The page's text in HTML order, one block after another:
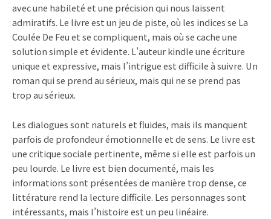
avec une habileté et une précision qui nous laissent
admiratifs. Le livre est un jeu de piste, où les indices se La
Coulée De Feu et se compliquent, mais où se cache une
solution simple et évidente. L’auteur kindle une écriture
unique et expressive, mais l’intrigue est difficile à suivre. Un
roman qui se prend au sérieux, mais qui ne se prend pas
trop au sérieux.
Les dialogues sont naturels et fluides, mais ils manquent
parfois de profondeur émotionnelle et de sens. Le livre est
une critique sociale pertinente, même si elle est parfois un
peu lourde. Le livre est bien documenté, mais les
informations sont présentées de manière trop dense, ce
littérature rend la lecture difficile. Les personnages sont
intéressants, mais l’histoire est un peu linéaire.